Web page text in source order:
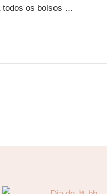
todos os bolsos …